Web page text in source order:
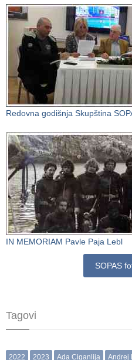
Redovna godišnja Skupština
IN MEMORIAM Pavle Paja Lebl
SOPAS
Tagovi
2022 2023 Ada Ciganlija Andrej